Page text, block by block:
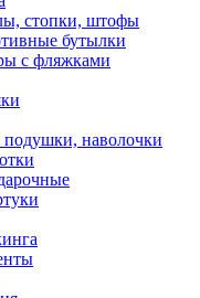
стопки, штофы
бутылки
с фляжками
подушки, наволочки